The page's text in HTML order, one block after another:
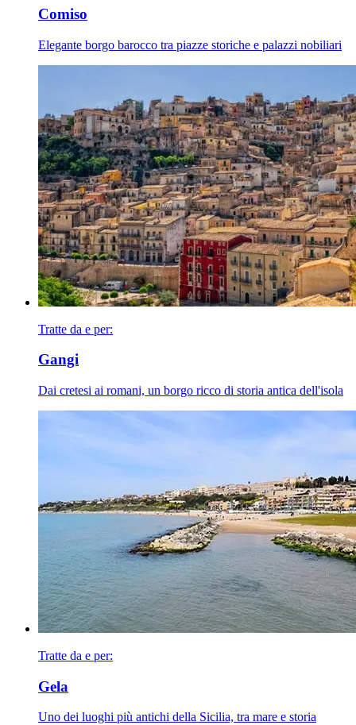
Comiso
Elegante borgo barocco tra piazze storiche e palazzi nobiliari
Tratte da e per:
Gangi
Dai cretesi ai romani, un borgo ricco di storia antica dell'isola
Tratte da e per:
Gela
Uno dei luoghi più antichi della Sicilia, tra mare e storia